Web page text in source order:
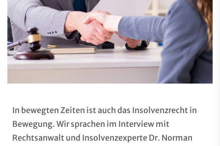
In bewegten Zeiten ist auch das Insolvenzrecht in
Bewegung. Wir sprachen im Interview mit
Rechtsanwalt und Insolvenzexperte Dr. Norman